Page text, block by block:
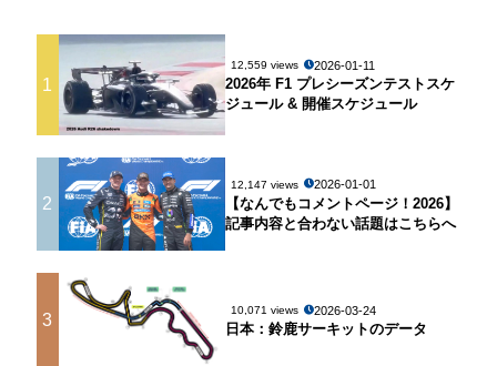
1
12,559 views 2026-01-11
2026年 F1 プレシーズンテストスケ
ジュール & 開催スケジュール
2
12,147 views 2026-01-01
【なんでもコメントページ！2026】
記事内容と合わない話題はこちらへ
3 10,071 views 2026-03-24
日本：鈴鹿サーキットのデータ